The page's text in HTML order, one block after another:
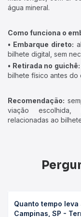
água mineral.
Como funciona o
• Embarque direto:
bilhete digital, sem
• Retirada no guichê:
bilhete físico antes do
Recomendação:
viação escolhida,
relacionadas ao
Quanto tempo
Campinas, SP -